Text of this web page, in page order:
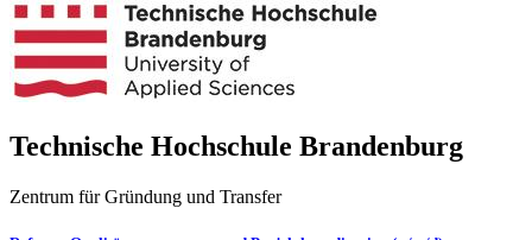
Tech­ni­sche Hoch­schule Bran­den­burg
Zentrum für Gründung und Transfer